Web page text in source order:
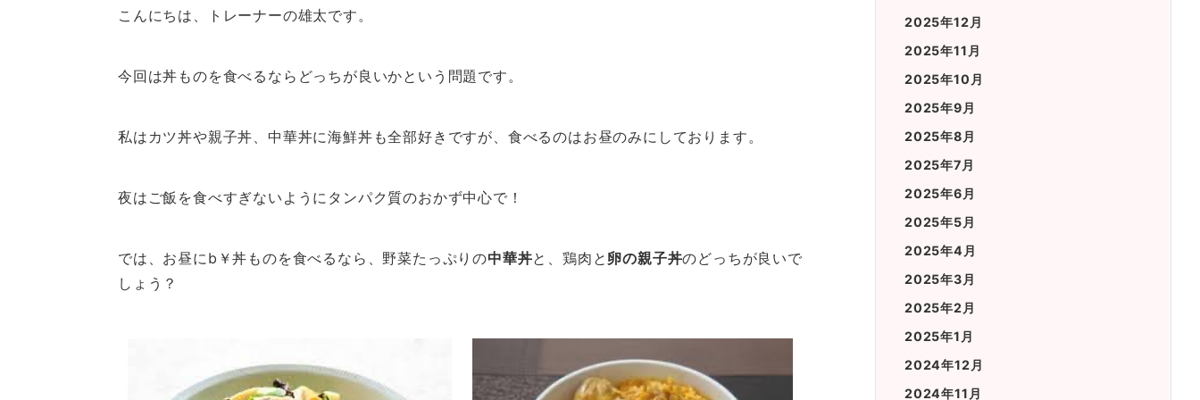
こんにちは、トレーナーの雄太です。
今回は丼ものを食べるならどっちが良いかという問題です。
私はカツ丼や親子丼、中華丼に海鮮丼も全部好きですが、食べるのはお昼のみにしております。
夜はご飯を食べすぎないようにタンパク質のおかず中心で！
では、お昼にb￥丼ものを食べるなら、野菜たっぷりの中華丼と、鶏肉と 卵の親子丼のどっちが良いで
しょう？
2025年12月
2025年11月
2025年10月
2025年9月
2025年8月
2025年7月
2025年6月
2025年5月
2025年4月
2025年3月
2025年2月
2025年1月
2024年12月
2024年11月